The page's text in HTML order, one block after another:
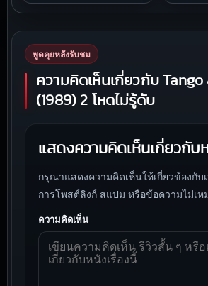
พูดคุยหลังรับชม
ความคิดเห็นเกี่ยวกับ Tango
(1989) 2 โหดไม่รู้ดับ
แสดงความคิดเห็นเกี่ยวกับ
กรุณาแสดงความคิดเห็นให้เกี่ยวข้องกับ
การโพสต์ลิงก์ สแปม หรือข้อความไม่เห
ความคิดเห็น